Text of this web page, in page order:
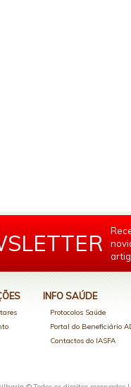
INFO SAÚDE
Protocolos Saúde
Portal do Beneficiário
Contactos do IASFA